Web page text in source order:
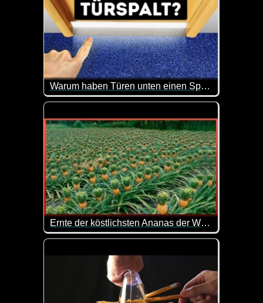
Warum haben Türen unten einen Spalt und 9 Dinge, die du noch nicht weißt
Hier kannst du mal wieder was lernen. Das ist
Ernte der köstlichsten Ananas der Welt - Exotenfrüchte-Plantage
Ananas ist eine exotische und schmackhafte